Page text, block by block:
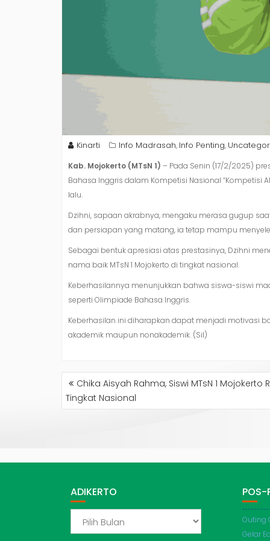
Kinarti Info Madrasah, Info Penting,
Kab. Mojokerto (MTsN 1) – Pada Senin (17/2/2025)
Bahasa Inggris dalam Kompetisi Nasional “Kompetisi
lalu.
Dzihni, sapaan akrabnya, mengaku merasa gugup
dan persiapan yang matang, ia tetap mampu
Sebagai bentuk apresiasi atas prestasinya, Dzihni
nama baik MTsN 1 Mojokerto di tingkat nasional.
Keberhasilannya menunjukkan bahwa siswa-siswi
seperti Olimpiade Bahasa Inggris.
Keberhasilan ini diharapkan dapat menjadi motivasi
akademik maupun nonakademik. (Sil)
NAVIGASI
POSChika Aisyah Rahma, Siswi MTsN 1
Tingkat Nasional
ADIKERTO POS-
Outing
Gelar